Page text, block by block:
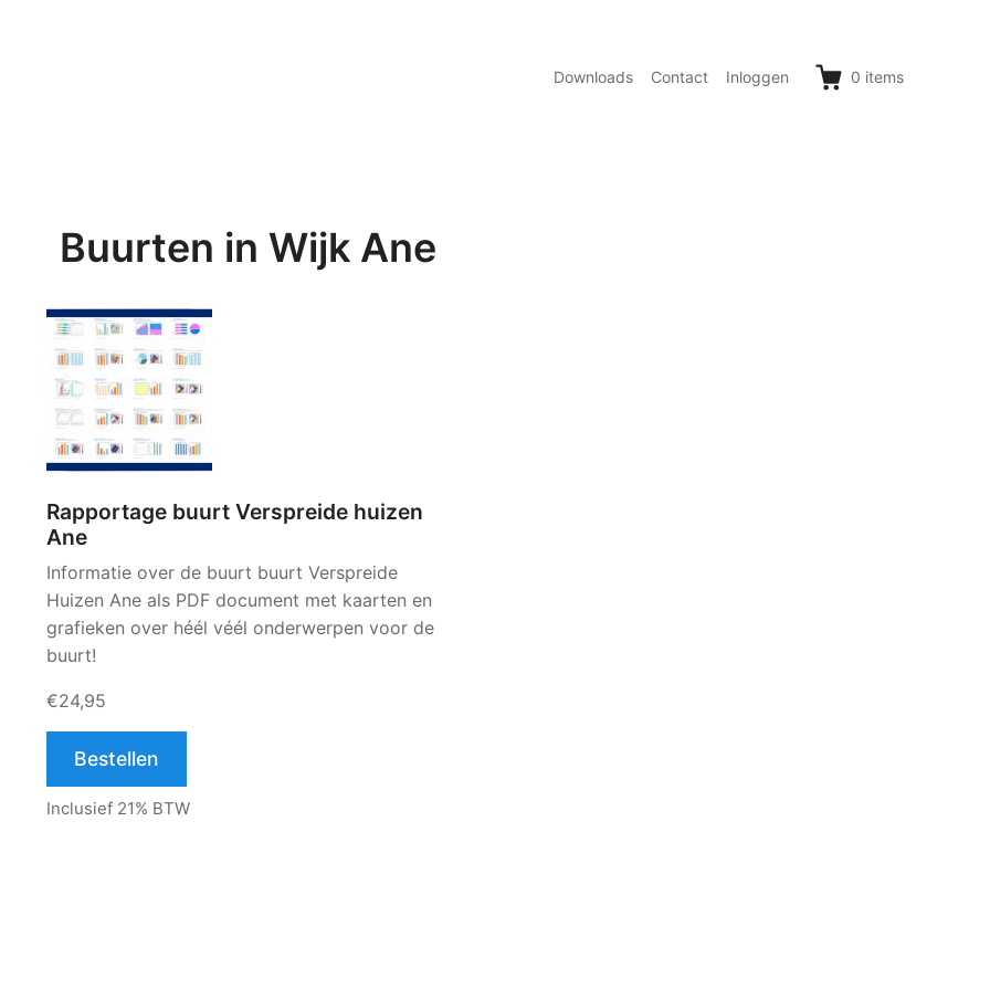
Downloads Contact Inloggen 0 items
Buurten in Wijk Ane
Rapportage buurt Verspreide huizen
Ane
Informatie over de buurt buurt Verspreide
Huizen Ane als PDF document met kaarten en
grafieken over héél véél onderwerpen voor de
buurt!
€24,95
Bestellen
Inclusief 21% BTW